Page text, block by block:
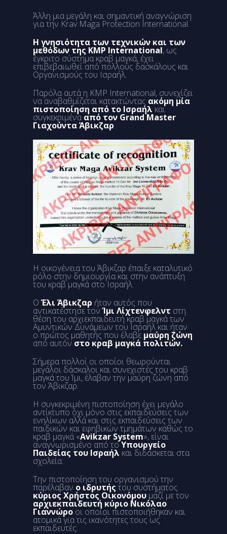
Άλλη μια μεγάλη και σημαντική αναγνώριση
για την Krav Maga Protection International.
Η γνησιότητα των τεχνικών και των
μεθόδων της KMP International, ως
έγκριτο σύστημα κραβ μαγκά, έχει
επιβεβαιωθεί από πολλούς δασκάλους και
Οργανισμούς του Ισραήλ.
Παρόλα αυτά η KMP International, συνεχίζει
να αναβαθμίζεται κατακτώντας ακόμη μία
πιστοποίηση από το Ισραήλ και
συγκεκριμένα από τον Grand Master
Γιαχούντα Άβικζαρ.
Η οικογένεια του Άβικζαρ έπαιξε καταλυτικό
ρόλο στην δημιουργία και στην ανάπτυξη
του κραβ μαγκά στο Ισραήλ.
ΟΈλι Άβικζαρ ήταν αυτός που
αντικατέστησε τονΊμι Λίχτενφελντ στη
θέση του αρχιεκπαιδευτή κραβ μαγκά των
Αμυντικών Δυνάμεων του Ισραήλ και ήταν
ο πρώτος μαθητής που έλαβε μαύρη ζώνη
από αυτόν στο κραβ μαγκά πολιτών.
Σήμερα πολλοί οι οποίοι θεωρούνται
μεγάλοι δάσκαλοι και συνεχιστές του κραβ
μαγκά του Ίμι, έλαβαν την μαύρη ζώνη από
τον Άβικζαρ.
Η συγκεκριμένη πιστοποίηση έχει μεγάλο
αντίκτυπο όχι μόνο στις εκπαιδεύσεις των
ενηλίκων αλλά και στις εκπαιδεύσεις των
παιδικών και εφηβικών τμημάτων καθώς το
κραβ μαγκά «Avikzar System», είναι
αναγνωρισμένο από τοΥπουργείο
Παιδείας του Ισραήλ και διδάσκεται στα
σχολεία.
Την πιστοποίηση του οργανισμού την
παρέλαβαν ο ιδρυτής του συστήματος
κύριος Χρήστος Οικονόμου μαζί με τον
αρχιεκπαιδευτή κύριο Νικόλαο
Γιαννώρο οι οποίοι πιστοποιήθηκαν και
ατομικά για τις ικανότητες τους ως
εκπαιδευτές.